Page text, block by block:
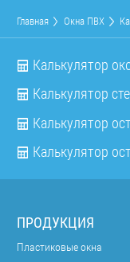
Главная Окна ПВХ
Калькулятор
Калькулятор
Калькулятор
Калькулятор
ПРОДУКЦИЯ
Пластиковые окна